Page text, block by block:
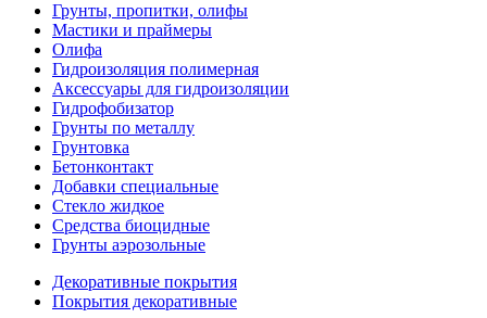
Грунты, пропитки, олифы
Мастики и праймеры
Олифа
Гидроизоляция полимерная
Аксессуары для гидроизоляции
Гидрофобизатор
Грунты по металлу
Грунтовка
Бетонконтакт
Добавки специальные
Стекло жидкое
Средства биоцидные
Грунты аэрозольные
Декоративные покрытия
Покрытия декоративные